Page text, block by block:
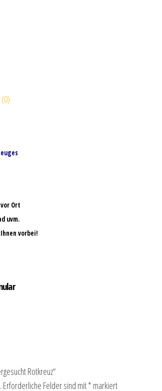
(0)
Ort
uvm.
vorbei!
Rotkreuz“
Erforderliche Felder sind mit* markiert